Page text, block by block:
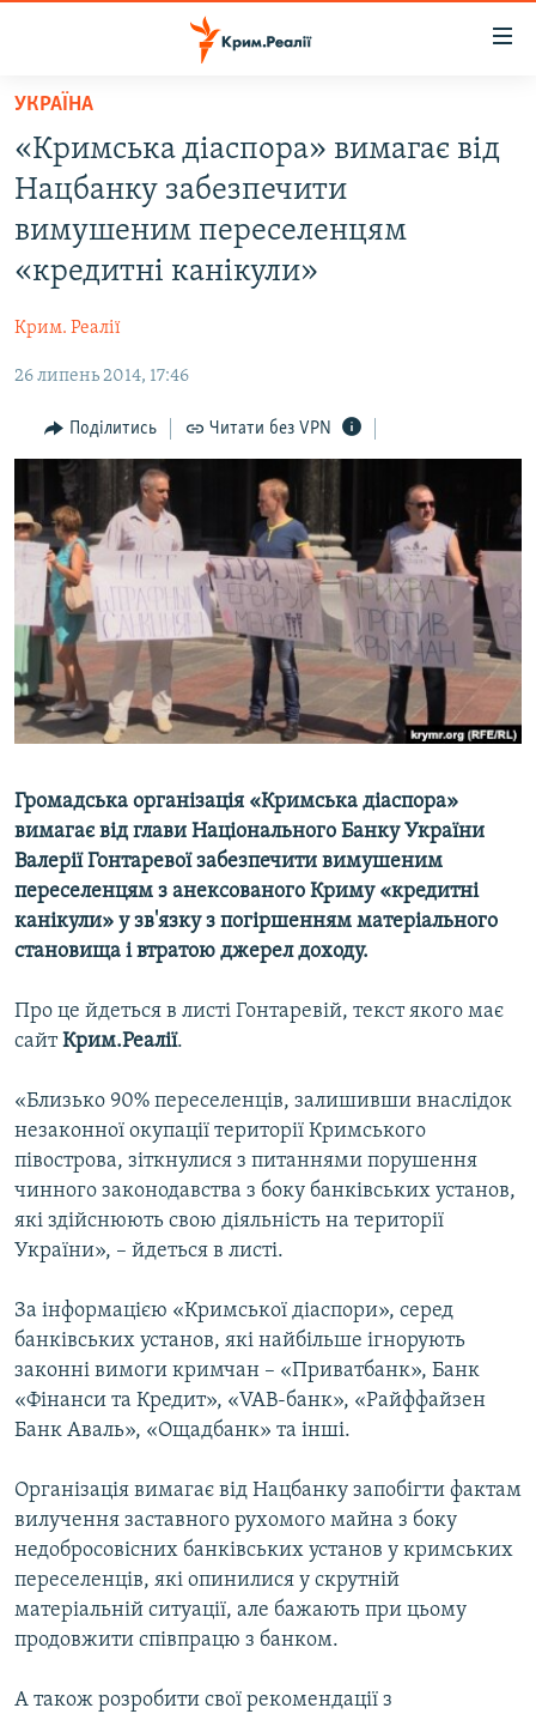
Перейти
основного
матеріалу
до
основної
Перейти
до
ВОДА.КРИМ
ВІДЕО ТА ФОТО
ПОГЛЯД
ІНТЕРВ'Ю
ВСЕ ЗА ДЕНЬ
СПЕЦПРОЕКТИ
ДЕПОРТАЦІЯ
ВІДЕОУРОКИ «ELIFBE»
СВІДЧЕННЯ ОКУПАЦІЇ
УКРАЇНСЬКА ПРОБЛЕМА КРИМУ
ІНФОГРАФІКА
ЯК ОБІЙТИ БЛОКУВАННЯ
Русский
Qırımtatar
ДОЛУЧАЙСЯ!
Усі сайти RFE/RL
УКРАЇНА
«Кримська діаспора» вимагає від
Нацбанку забезпечити
вимушеним переселенцям
«кредитні канікули»
Крим. Реалії
26 липень 2014, 17:46
Поділитись Читати без VPN
Громадська організація «Кримська діаспора»
вимагає від глави Національного Банку України
Валерії Гонтаревої забезпечити вимушеним
переселенцям з анексованого Криму «кредитні
канікули» у зв'язку з погіршенням матеріального
становища і втратою джерел доходу.
Про це йдеться в листі Гонтаревій, текст якого має
сайтКрим.Реалії.
«Близько 90% переселенців, залишивши внаслідок
незаконної окупації території Кримського
півострова, зіткнулися з питаннями порушення
чинного законодавства з боку банківських установ,
які здійснюють свою діяльність на території
України», – йдеться в листі.
За інформацією «Кримської діаспори», серед
банківських установ, які найбільше ігнорують
законні вимоги кримчан – «Приватбанк», Банк
«Фінанси та Кредит», «VAB-банк», «Райффайзен
Банк Аваль», «Ощадбанк» та інші.
Організація вимагає від Нацбанку запобігти фактам
вилучення заставного рухомого майна з боку
недобросовісних банківських установ у кримських
переселенців, які опинилися у скрутній
матеріальній ситуації, але бажають при цьому
продовжити співпрацю з банком.
А також розробити свої рекомендації з